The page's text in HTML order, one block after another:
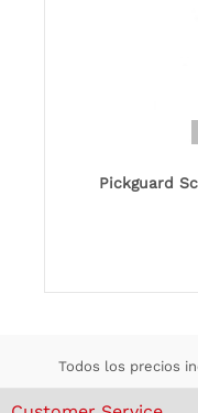
Pickguard
Todos los precios